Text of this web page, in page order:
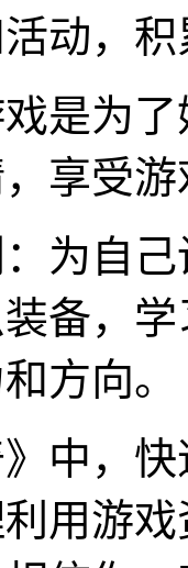
动，
是为
享受
为自
备，
方向。
中，
用游